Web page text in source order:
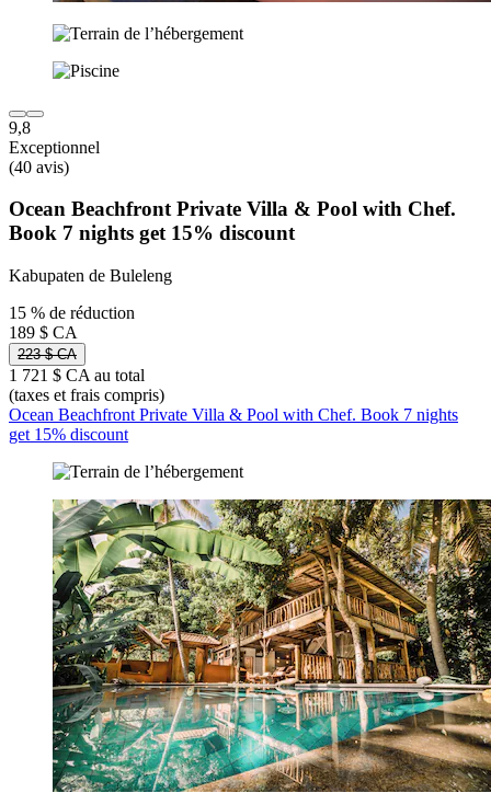
9,8
Exceptionnel
(40 avis)
Ocean Beachfront Private Villa & Pool with Chef.
Book 7 nights get 15% discount
Kabupaten de Buleleng
15 % de réduction
189 $ CA
223 $ CA
1 721 $ CA au total
(taxes et frais compris)
Ocean Beachfront Private Villa & Pool with Chef. Book 7 nights
get 15% discount